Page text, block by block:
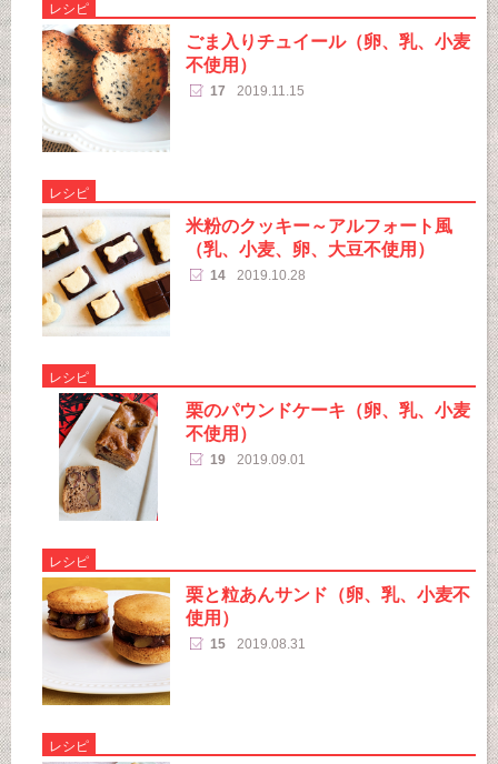
レシピ
ごま入りチュイール（卵、乳、小麦
不使用）
17 2019.11.15
レシピ
米粉のクッキー～アルフォート風
（乳、小麦、卵、大豆不使用）
14 2019.10.28
レシピ
栗のパウンドケーキ（卵、乳、小麦
不使用）
19 2019.09.01
レシピ
栗と粒あんサンド（卵、乳、小麦不
使用）
15 2019.08.31
レシピ